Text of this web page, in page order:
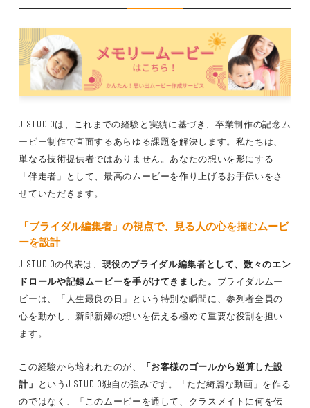
J STUDIOは、これまでの経験と実績に基づき、卒業制作の記念ム
ービー制作で直面するあらゆる課題を解決します。私たちは、
単なる技術提供者ではありません。あなたの想いを形にする
「伴走者」として、最高のムービーを作り上げるお手伝いをさ
せていただきます。
「ブライダル編集者」の視点で、見る人の心を掴むムービ
ーを設計
J STUDIOの代表は、 現役のブライダル編集者として、数々のエン
ドロールや記録ムービーを手がけてきました。 ブライダルムー
ビーは、「人生最良の日」という特別な瞬間に、参列者全員の
心を動かし、新郎新婦の想いを伝える極めて重要な役割を担い
ます。
この経験から培われたのが、
「お客様のゴールから逆算した設
計」
というJ STUDIO独自の強みです。「ただ綺麗な動画」を作る
のではなく、「このムービーを通して、クラスメイトに何を伝